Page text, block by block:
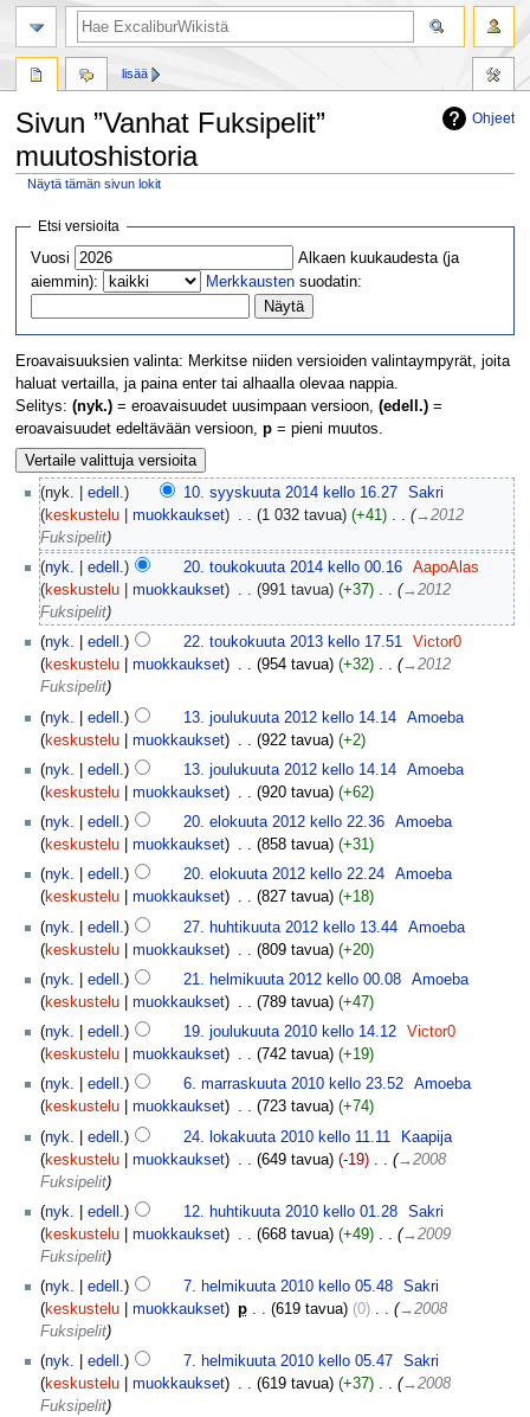
Ohjeet
Sivun ”Vanhat Fuksipelit”
muutoshistoria
Näytä tämän sivun lokit
Siirry
Siirry
Etsi versioita
Vuosi
Alkaen kuukaudesta (ja
aiemmin):
Merkkausten suodatin:
Eroavaisuuksien valinta: Merkitse niiden versioiden valintaympyrät, joita
haluat vertailla, ja paina enter tai alhaalla olevaa nappia.
Selitys: (nyk.)= eroavaisuudet uusimpaan versioon, (edell.)=
eroavaisuudet edeltävään versioon, p= pieni muutos.
nyk. edell. 10. syyskuuta 2014 kello 16.27
Sakri
keskustelu
muokkaukset 1 032 tavua +41 ‎
→‎2012
Fuksipelit
nyk.
edell. 20. toukokuuta 2014 kello 00.16
AapoAlas
keskustelu
muokkaukset 991 tavua +37 ‎
→‎2012
Fuksipelit
nyk.
edell. 22. toukokuuta 2013 kello 17.51
Victor0
keskustelu
muokkaukset 954 tavua +32 ‎
→‎2012
Fuksipelit
nyk.
edell. 13. joulukuuta 2012 kello 14.14
Amoeba
keskustelu
muokkaukset 922 tavua
+2
nyk.
edell. 13. joulukuuta 2012 kello 14.14
Amoeba
keskustelu
muokkaukset 920 tavua
+62
nyk.
edell. 20. elokuuta 2012 kello 22.36
Amoeba
keskustelu
muokkaukset 858 tavua
+31
nyk.
edell. 20. elokuuta 2012 kello 22.24
Amoeba
keskustelu
muokkaukset 827 tavua
+18
nyk.
edell. 27. huhtikuuta 2012 kello 13.44
Amoeba
keskustelu
muokkaukset 809 tavua
+20
nyk.
edell. 21. helmikuuta 2012 kello 00.08
Amoeba
keskustelu
muokkaukset 789 tavua
+47
nyk.
edell. 19. joulukuuta 2010 kello 14.12
Victor0
keskustelu
muokkaukset 742 tavua
+19
nyk.
edell. 6. marraskuuta 2010 kello 23.52
Amoeba
keskustelu
muokkaukset 723 tavua
+74
nyk.
edell. 24. lokakuuta 2010 kello 11.11
Kaapija
keskustelu
muokkaukset 649 tavua -19 ‎
→‎2008
Fuksipelit
nyk.
edell. 12. huhtikuuta 2010 kello 01.28
Sakri
keskustelu
muokkaukset 668 tavua +49 ‎
→‎2009
Fuksipelit
nyk.
edell. 7. helmikuuta 2010 kello 05.48
Sakri
keskustelu
muokkaukset p 619 tavua 0 ‎
→‎2008
Fuksipelit
nyk.
edell. 7. helmikuuta 2010 kello 05.47
Sakri
keskustelu
muokkaukset 619 tavua +37 ‎
→‎2008
Fuksipelit
lisää